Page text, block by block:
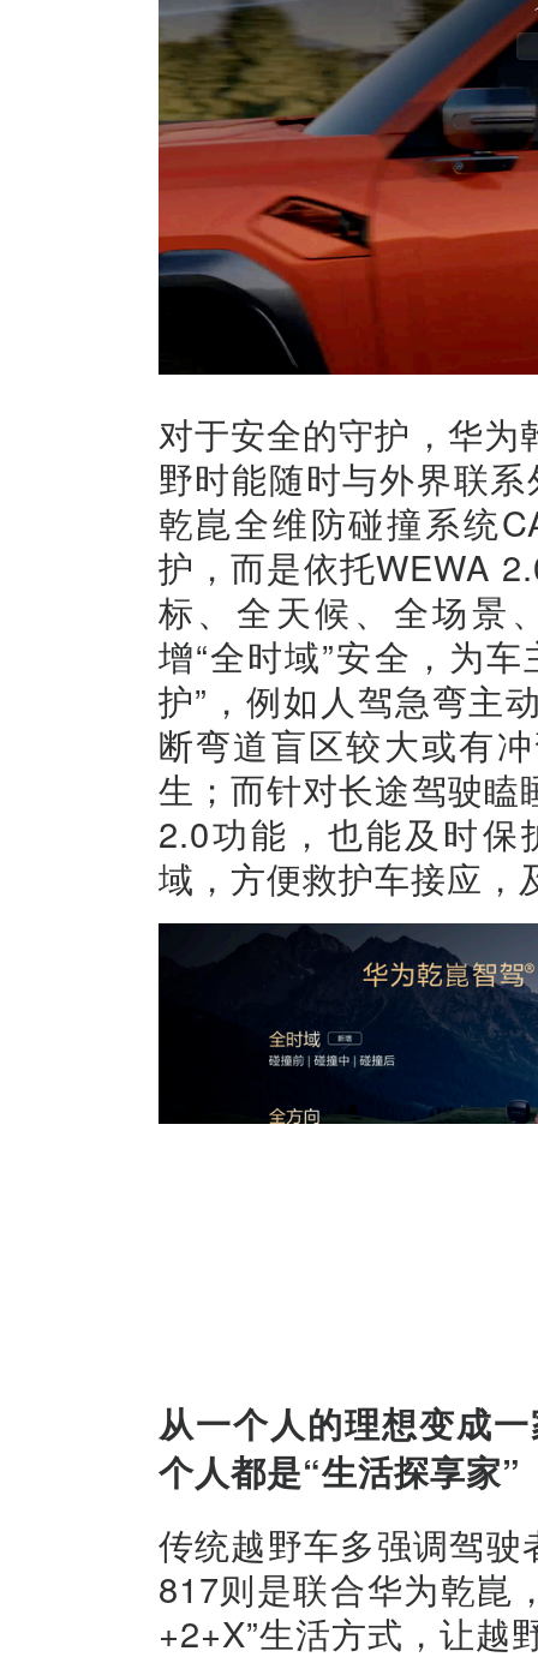
对于安全的守护，华
野时能随时与外界联
乾崑全维防碰撞系统
护，而是依托WEWA
标、全天候、全场景
增“全时域”安全，为
护”，例如人驾急弯主
断弯道盲区较大或有
生；而针对长途驾驶
2.0功能，也能及时
域，方便救护车接应，
从一个人的理想变成
个人都是“生活探享家”
传统越野车多强调驾
817则是联合华为乾崑
+2+X”生活方式，让越